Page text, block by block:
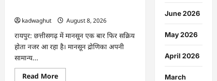
kadwaghut
August 8, 2026
रायपुर: छत्तीसगढ़ में मानसून एक बार फिर सक्रिय
होता नजर आ रहा है। मानसून द्रोणिका अपनी
सामान्य...
Read MoreRead
June 2026
May 2026
April 2026
March